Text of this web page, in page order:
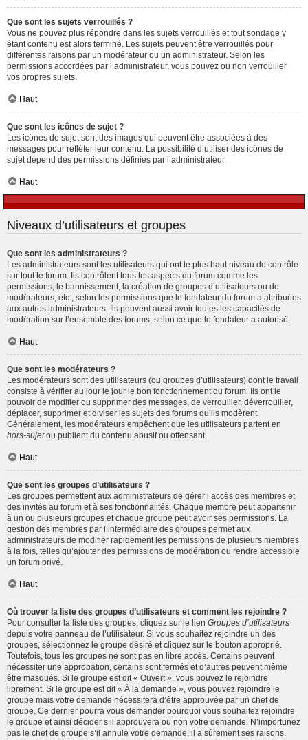
Que sont les sujets verrouillés ?
Vous ne pouvez plus répondre dans les sujets verrouillés et tout sondage y
étant contenu est alors terminé. Les sujets peuvent être verrouillés pour
différentes raisons par un modérateur ou un administrateur. Selon les
permissions accordées par l’administrateur, vous pouvez ou non verrouiller
vos propres sujets.
Haut
Que sont les icônes de sujet ?
Les icônes de sujet sont des images qui peuvent être associées à des
messages pour refléter leur contenu. La possibilité d’utiliser des icônes de
sujet dépend des permissions définies par l’administrateur.
Haut
Niveaux d’utilisateurs et groupes
Que sont les administrateurs ?
Les administrateurs sont les utilisateurs qui ont le plus haut niveau de contrôle
sur tout le forum. Ils contrôlent tous les aspects du forum comme les
permissions, le bannissement, la création de groupes d’utilisateurs ou de
modérateurs, etc., selon les permissions que le fondateur du forum a attribuées
aux autres administrateurs. Ils peuvent aussi avoir toutes les capacités de
modération sur l’ensemble des forums, selon ce que le fondateur a autorisé.
Haut
Que sont les modérateurs ?
Les modérateurs sont des utilisateurs (ou groupes d’utilisateurs) dont le travail
consiste à vérifier au jour le jour le bon fonctionnement du forum. Ils ont le
pouvoir de modifier ou supprimer des messages, de verrouiller, déverrouiller,
déplacer, supprimer et diviser les sujets des forums qu’ils modèrent.
Généralement, les modérateurs empêchent que les utilisateurs partent en
hors-sujetou publient du contenu abusif ou offensant.
Haut
Que sont les groupes d’utilisateurs ?
Les groupes permettent aux administrateurs de gérer l’accès des membres et
des invités au forum et à ses fonctionnalités. Chaque membre peut appartenir
à un ou plusieurs groupes et chaque groupe peut avoir ses permissions. La
gestion des membres par l’intermédiaire des groupes permet aux
administrateurs de modifier rapidement les permissions de plusieurs membres
à la fois, telles qu’ajouter des permissions de modération ou rendre accessible
un forum privé.
Haut
Où trouver la liste des groupes d’utilisateurs et comment les rejoindre ?
Pour consulter la liste des groupes, cliquez sur le lien Groupes d’utilisateurs
depuis votre panneau de l’utilisateur. Si vous souhaitez rejoindre un des
groupes, sélectionnez le groupe désiré et cliquez sur le bouton approprié.
Toutefois, tous les groupes ne sont pas en libre accès. Certains peuvent
nécessiter une approbation, certains sont fermés et d’autres peuvent même
être masqués. Si le groupe est dit « Ouvert », vous pouvez le rejoindre
librement. Si le groupe est dit « À la demande », vous pouvez rejoindre le
groupe mais votre demande nécessitera d’être approuvée par un chef de
groupe. Ce dernier pourra vous demander pourquoi vous souhaitez rejoindre
le groupe et ainsi décider s’il approuvera ou non votre demande. N’importunez
pas le chef de groupe s’il annule votre demande, il a sûrement ses raisons.